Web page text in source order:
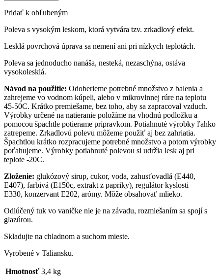
Pridať k obľubeným
Poleva s vysokým leskom, ktorá vytvára tzv. zrkadlový efekt.
Lesklá povrchová úprava sa nemení ani pri nízkych teplotách.
Poleva sa jednoducho nanáša, nesteká, nezaschýna, ostáva
vysokolesklá.
Návod na použitie: Odoberieme potrebné množstvo z balenia a
zahrejeme vo vodnom kúpeli, alebo v mikrovlnnej rúre na teplotu
45-50C. Krátko premiešame, bez toho, aby sa zapracoval vzduch.
Výrobky určené na natieranie položíme na vhodnú podložku a
pomocou špachtle potierame prípravkom. Potiahnuté výrobky ľahko
zatrepeme. Zrkadlovú polevu môžeme použiť aj bez zahriatia.
Špachtlou krátko rozpracujeme potrebné množstvo a potom výrobky
poťahujeme. Výrobky potiahnuté polevou si udržia lesk aj pri
teplote -20C.
Zloženie: glukózový sirup, cukor, voda, zahusťovadlá (E440,
E407), farbivá (E150c, extrakt z papriky), regulátor kyslosti
E330, konzervant E202, arómy. Môže obsahovať mlieko.
Odlúčený tuk vo vaničke nie je na závadu, rozmiešaním sa spojí s
glazúrou.
Skladujte na chladnom a suchom mieste.
Vyrobené v Taliansku.
Hmotnosť 3,4 kg